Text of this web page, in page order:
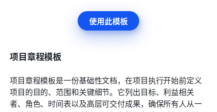
使用此模板
项目章程模板
项目章程模板是一份基础性文档，在项目执行开始前定义
项目的目的、范围和关键细节。它列出目标、利益相关
者、角色、时间表以及高层可交付成果，确保所有人从一